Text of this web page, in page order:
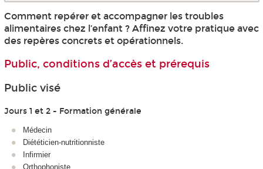
Comment repérer et accompagner les troubles
alimentaires chez l’enfant ? Affinez votre pratique avec
des repères concrets et opérationnels.
Public, conditions d’accès et prérequis
Public visé
Jours 1 et 2 - Formation générale
Médecin
Diététicien-nutritionniste
Infirmier
Orthophoniste